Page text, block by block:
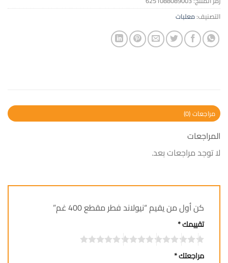
التصنيف:معلبات
مراجعات (0)
المراجعات
لا توجد مراجعات بعد.
كن أول من يقيم “نيولاند فطر مقطع 400 غم”
تقييمك*
مراجعتك*